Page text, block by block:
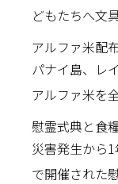
どもたちへ文
アルファ米配
パナイ島、レ
アルファ米を
慰霊式典と食
災害発生から
で開催された